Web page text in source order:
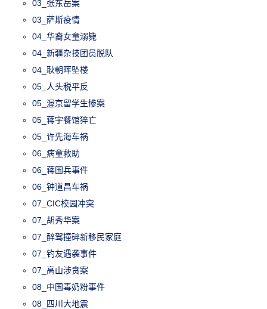
03_张东岳案
03_萨斯疫情
04_华裔女童溺毙
04_新疆杂技团员脱队
04_耿朝晖坠楼
05_人头税平反
05_渥京留学生惨案
05_蒋宇餐馆猝亡
05_许先海车祸
06_病童救助
06_蒋国兵事件
06_钟道昌车祸
07_CIC校园冲突
07_胡秀华案
07_醉驾撞碎新移民家庭
07_钓友遇袭事件
07_高山涉贪案
08_中国毒奶粉事件
08_四川大地震